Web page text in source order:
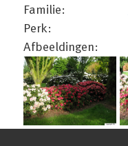
Familie:
Perk:
Afbeeldingen: